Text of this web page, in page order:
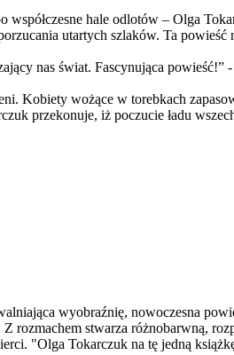
hale odlotów – Olga
utartych szlaków. Ta powieść
nas świat. Fascynująca powieść!” -
Kobiety wożące w torebkach
przekonuje, iż poczucie ładu
wyobraźnię, nowoczesna
rozmachem stwarza różnobarwną,
"Olga Tokarczuk na tę jedną